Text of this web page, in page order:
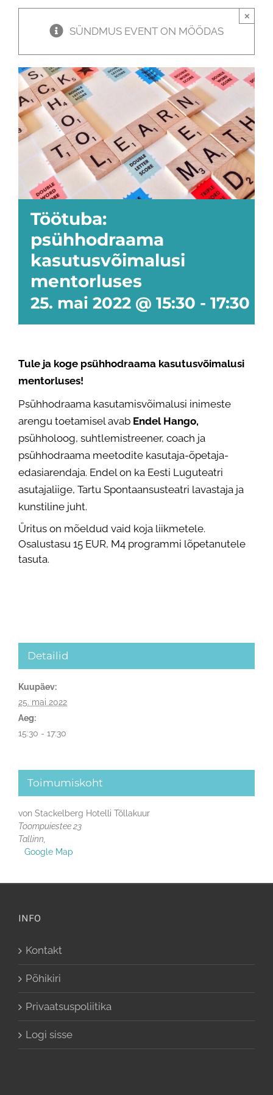
SÜNDMUS EVENT ON MÖÖDAS
×
Töötuba:
psühhodraama
kasutusvõimalusi
mentorluses
25. mai 2022 @ 15:30 - 17:30
Tule ja koge psühhodraama kasutusvõimalusi
mentorluses!
Psühhodraama kasutamisvõimalusi inimeste
arengu toetamisel avab Endel Hango,
psühholoog, suhtlemistreener, coach ja
psühhodraama meetodite kasutaja-õpetaja-
edasiarendaja. Endel on ka Eesti Luguteatri
asutajaliige, Tartu Spontaansusteatri lavastaja ja
kunstiline juht.
Üritus on mõeldud vaid koja liikmetele.
Osalustasu 15 EUR, M4 programmi lõpetanutele
tasuta.
Detailid
Kuupäev:
25. mai 2022
Aeg:
15:30 - 17:30
Toimumiskoht
von Stackelberg Hotelli Tõllakuur
Toompuiestee 23
Tallinn
+ Google Map
INFO
Kontakt
Põhikiri
Privaatsuspoliitika
Logi sisse